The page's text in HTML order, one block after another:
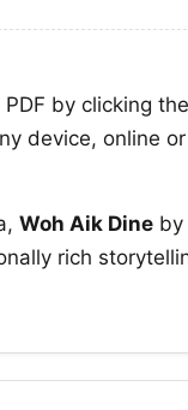
by clicking
device, online
Woh Aik Dine by
rich